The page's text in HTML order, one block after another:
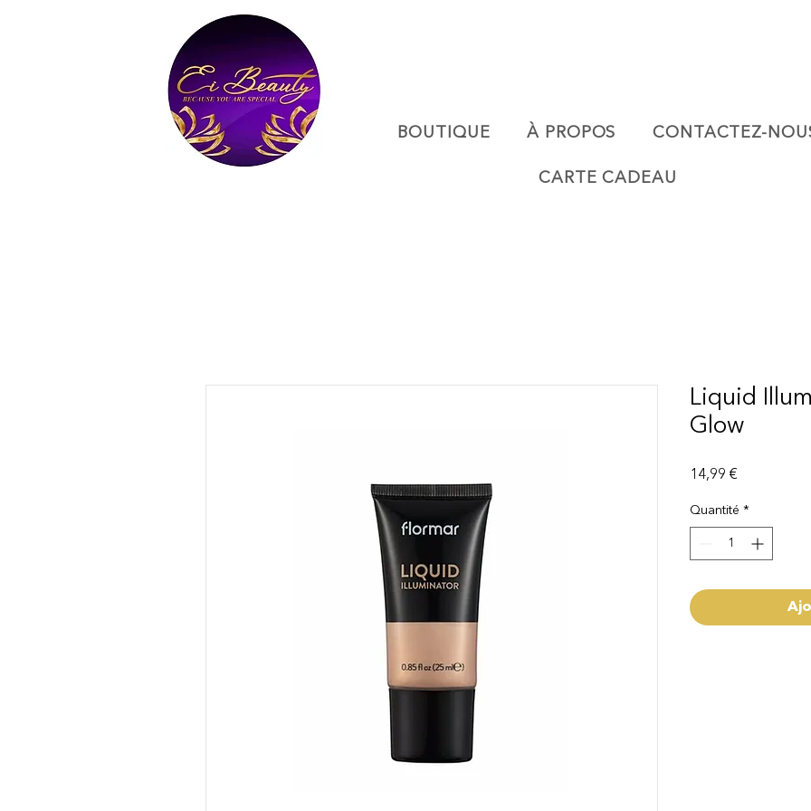
BOUTIQUE À PROPOS CONTACTEZ-
CARTE CADEAU
Liquid
Glow
14,99 €
Quantité *